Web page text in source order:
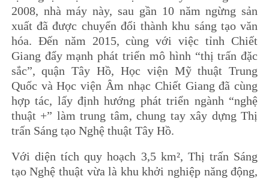
2008, nhà máy này, sau gần 10 năm ngừng sản
xuất đã được chuyển đổi thành khu sáng tạo văn
hóa. Đến năm 2015, cùng với việc tỉnh Chiết
Giang đẩy mạnh phát triển mô hình “thị trấn đặc
sắc”, quận Tây Hồ, Học viện Mỹ thuật Trung
Quốc và Học viện Âm nhạc Chiết Giang đã cùng
hợp tác, lấy định hướng phát triển ngành “nghệ
thuật +” làm trung tâm, chung tay xây dựng Thị
trấn Sáng tạo Nghệ thuật Tây Hồ.
Với diện tích quy hoạch 3,5 km², Thị trấn Sáng
tạo Nghệ thuật vừa là khu khởi nghiệp năng động,